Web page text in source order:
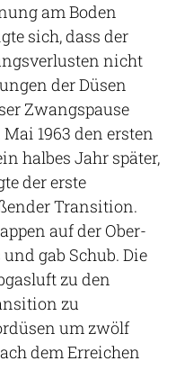
am Boden
sich, dass der
nicht
der Düsen
Zwangspause
1963 den ersten
halbes Jahr später,
der erste
Transition.
auf der Ober-
gab Schub. Die
zu den
zu
um zwölf
dem Erreichen